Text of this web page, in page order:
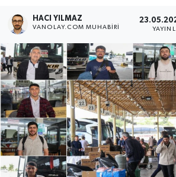
HACI YILMAZ
VANOLAY.COM MUHABIRI